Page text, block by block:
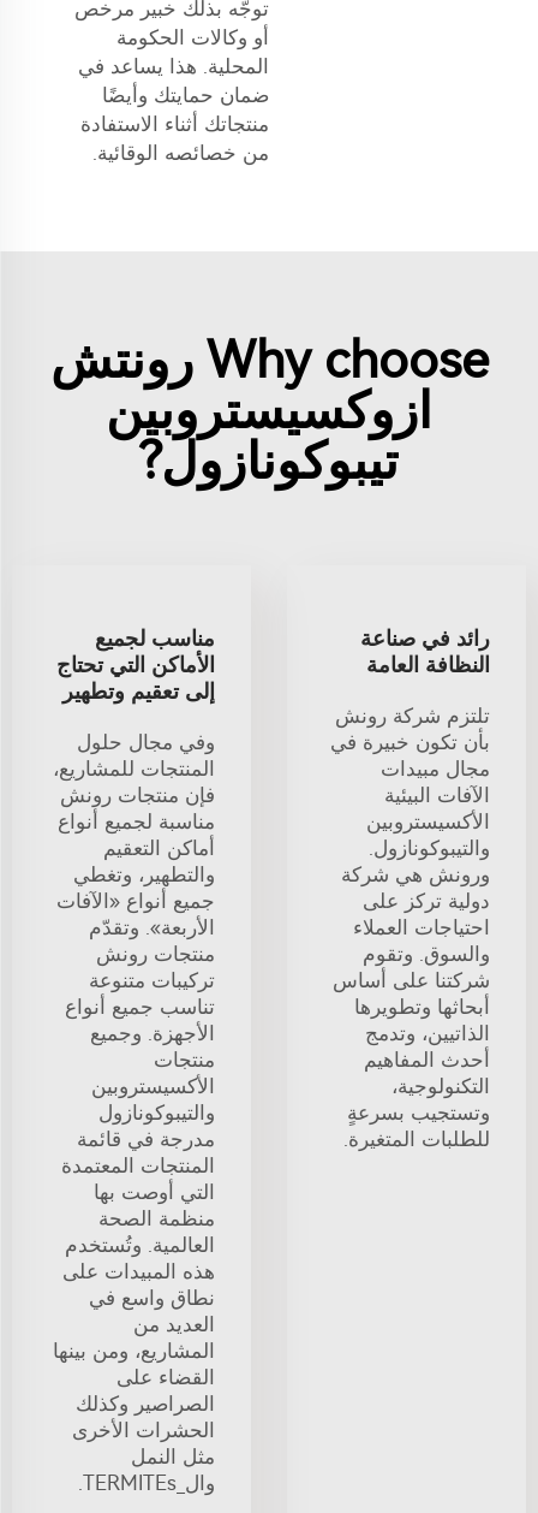
توجّه بذلك خبير مرخص
أو وكالات الحكومة
المحلية. هذا يساعد في
ضمان حمايتك وأيضًا
منتجاتك أثناء الاستفادة
من خصائصه الوقائية.
Why choose رونتش
ازوكسيستروبين
تيبوكونازول?
رائد في صناعة
النظافة العامة
تلتزم شركة رونش
بأن تكون خبيرة في
مجال مبيدات
الآفات البيئية
الأكسيستروبين
والتيبوكونازول.
ورونش هي شركة
دولية تركز على
احتياجات العملاء
والسوق. وتقوم
شركتنا على أساس
أبحاثها وتطويرها
الذاتيين، وتدمج
أحدث المفاهيم
التكنولوجية،
وتستجيب بسرعةٍ
للطلبات المتغيرة.
مناسب لجميع
الأماكن التي تحتاج
إلى تعقيم وتطهير
وفي مجال حلول
المنتجات للمشاريع،
فإن منتجات رونش
مناسبة لجميع أنواع
أماكن التعقيم
والتطهير، وتغطي
جميع أنواع «الآفات
الأربعة». وتقدّم
منتجات رونش
تركيبات متنوعة
تناسب جميع أنواع
الأجهزة. وجميع
منتجات
الأكسيستروبين
والتيبوكونازول
مدرجة في قائمة
المنتجات المعتمدة
التي أوصت بها
منظمة الصحة
العالمية. وتُستخدم
هذه المبيدات على
نطاق واسع في
العديد من
المشاريع، ومن بينها
القضاء على
الصراصير وكذلك
الحشرات الأخرى
مثل النمل
وال_TERMITEs.